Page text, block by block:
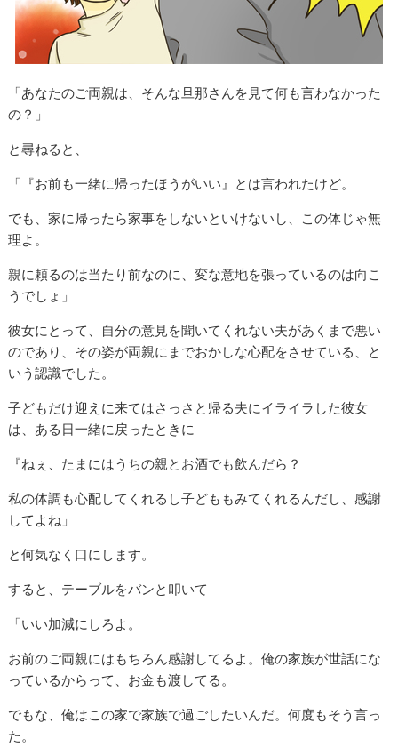
「あなたのご両親は、そんな旦那さんを見て何も言わなかった
の？」
と尋ねると、
「『お前も一緒に帰ったほうがいい』とは言われたけど。
でも、家に帰ったら家事をしないといけないし、この体じゃ無
理よ。
親に頼るのは当たり前なのに、変な意地を張っているのは向こ
うでしょ」
彼女にとって、自分の意見を聞いてくれない夫があくまで悪い
のであり、その姿が両親にまでおかしな心配をさせている、と
いう認識でした。
子どもだけ迎えに来てはさっさと帰る夫にイライラした彼女
は、ある日一緒に戻ったときに
『ねぇ、たまにはうちの親とお酒でも飲んだら？
私の体調も心配してくれるし子どももみてくれるんだし、感謝
してよね」
と何気なく口にします。
すると、テーブルをバンと叩いて
「いい加減にしろよ。
お前のご両親にはもちろん感謝してるよ。俺の家族が世話にな
っているからって、お金も渡してる。
でもな、俺はこの家で家族で過ごしたいんだ。何度もそう言っ
た。